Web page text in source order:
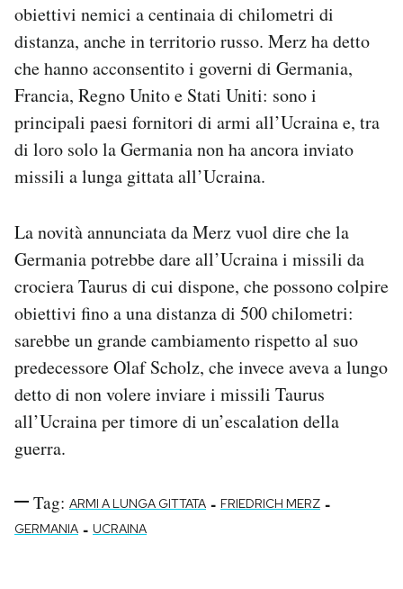
Area Personale
Newsletter
Notifiche mobile
Regala il Post
Hai bisogno di aiuto?
Esci
obiettivi nemici a centinaia di chilometri di
distanza, anche in territorio russo. Merz ha detto
che hanno acconsentito i governi di Germania,
Francia, Regno Unito e Stati Uniti: sono i
principali paesi fornitori di armi all’Ucraina e, tra
di loro solo la Germania non ha ancora inviato
missili a lunga gittata all’Ucraina.
La novità annunciata da Merz vuol dire che la
Germania potrebbe dare all’Ucraina i missili da
crociera Taurus di cui dispone, che possono colpire
obiettivi fino a una distanza di 500 chilometri:
sarebbe un grande cambiamento rispetto al suo
predecessore Olaf Scholz, che invece aveva a lungo
detto di non volere inviare i missili Taurus
all’Ucraina per timore di un’escalation della
guerra.
Tag: ARMI A LUNGA GITTATA - FRIEDRICH MERZ -
GERMANIA - UCRAINA